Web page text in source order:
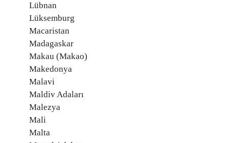
Lübnan
Lüksemburg
Macaristan
Madagaskar
Makau (Makao)
Makedonya
Malavi
Maldiv Adaları
Malezya
Mali
Malta